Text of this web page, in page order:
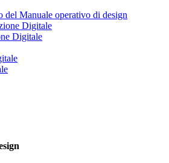
del Manuale operativo di design
Digitale